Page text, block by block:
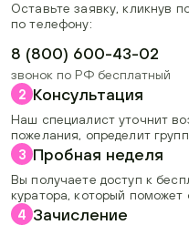
Оставьте заявку, кликнув
по телефону:
8 (800) 600-43-02
звонок по РФ бесплатный
2 Консультация
Наш специалист уточнит
пожелания, определит
3 Пробная неделя
Вы получаете доступ к
куратора, который поможет
4 Зачисление